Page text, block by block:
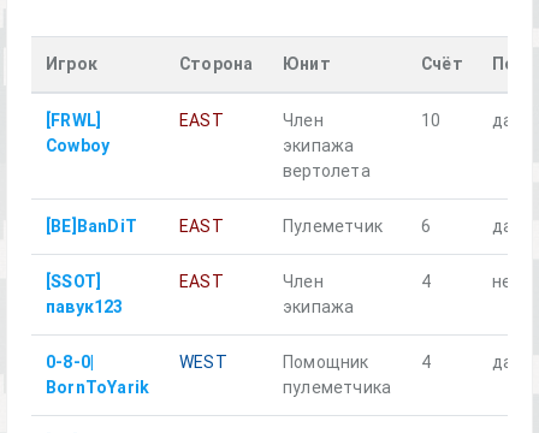
Игрок Сторона Юнит Счёт
[FRWL]
Cowboy
EAST
Член
экипажа
вертолета
10 да
[BE]BanDiT EAST Пулеметчик 6 да
[SSOT]
павук123
EAST
Член
экипажа
4 нет
0-8-0|
BornToYarik
WEST
Помощник
пулеметчика
4 да